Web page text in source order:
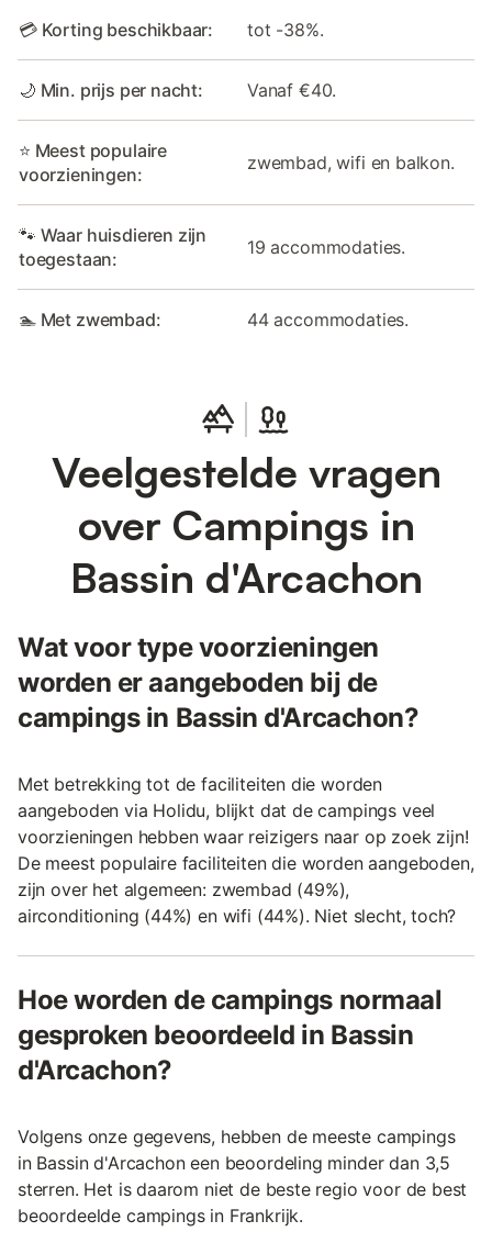
💳 Korting beschikbaar: tot -38%.
🌙 Min. prijs per nacht: Vanaf €40.
⭐ Meest populaire
voorzieningen:
zwembad, wifi en balkon.
🐾 Waar huisdieren zijn
toegestaan:
19 accommodaties.
🏊 Met zwembad: 44 accommodaties.
Veelgestelde vragen
over Campings in
Bassin d'Arcachon
Wat voor type voorzieningen
worden er aangeboden bij de
campings in Bassin d'Arcachon?
Met betrekking tot de faciliteiten die worden
aangeboden via Holidu, blijkt dat de campings veel
voorzieningen hebben waar reizigers naar op zoek zijn!
De meest populaire faciliteiten die worden aangeboden,
zijn over het algemeen: zwembad (49%),
airconditioning (44%) en wifi (44%). Niet slecht, toch?
Hoe worden de campings normaal
gesproken beoordeeld in Bassin
d'Arcachon?
Volgens onze gegevens, hebben de meeste campings
in Bassin d'Arcachon een beoordeling minder dan 3,5
sterren. Het is daarom niet de beste regio voor de best
beoordeelde campings in Frankrijk.